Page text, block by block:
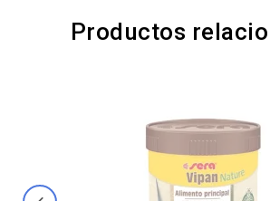
Productos